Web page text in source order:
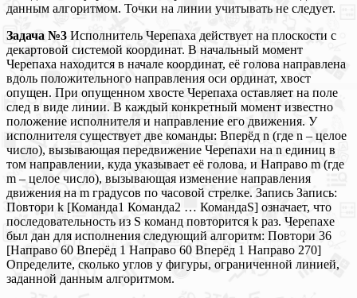
данным алгоритмом. Точки на линии учитывать не следует.
Задача №3 Исполнитель Черепаха действует на плоскости с
декартовой системой координат. В начальный момент
Черепаха находится в начале координат, её голова направлена
вдоль положительного направления оси ординат, хвост
опущен. При опущенном хвосте Черепаха оставляет на поле
след в виде линии. В каждый конкретный момент известно
положение исполнителя и направление его движения. У
исполнителя существует две команды: Вперёд n (где n – целое
число), вызывающая передвижение Черепахи на n единиц в
том направлении, куда указывает её голова, и Направо m (где
m – целое число), вызывающая изменение направления
движения на m градусов по часовой стрелке. Запись Запись:
Повтори k [Команда1 Команда2 … КомандаS] означает, что
последовательность из S команд повторится k раз. Черепахе
был дан для исполнения следующий алгоритм: Повтори 36
[Направо 60 Вперёд 1 Направо 60 Вперёд 1 Направо 270]
Определите, сколько углов у фигуры, ограниченной линией,
заданной данным алгоритмом.